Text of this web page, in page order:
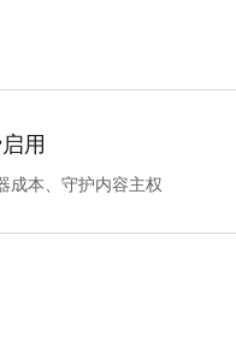
用
成本、守护内容主权